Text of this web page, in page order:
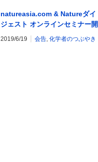
natureasia.com & Natureダイ
ジェスト オンラインセミナー開
2019/6/19 会告, 化学者のつぶやき